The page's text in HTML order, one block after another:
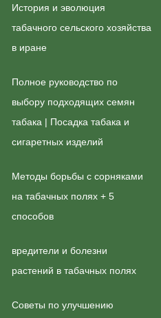
История и эволюция
табачного сельского хозяйства
в иране
Полное руководство по
выбору подходящих семян
табака | Посадка табака и
сигаретных изделий
Методы борьбы с сорняками
на табачных полях + 5
способов
вредители и болезни
растений в табачных полях
Советы по улучшению